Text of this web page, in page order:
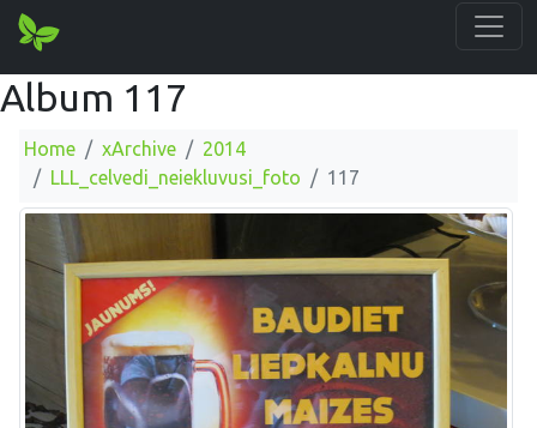
Album 117
Home xArchive
2014
LLL_celvedi_neiekluvusi_foto
117